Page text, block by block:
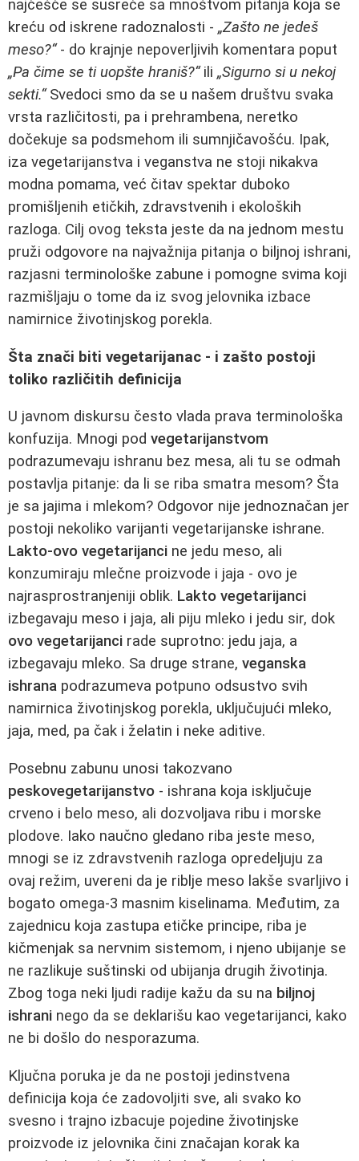
najčešće se susreće sa mnoštvom pitanja koja se
kreću od iskrene radoznalosti - „Zašto ne jedeš
meso?“- do krajnje nepoverljivih komentara poput
„Pa čime se ti uopšte hraniš?“ili „Sigurno si u nekoj
sekti.“Svedoci smo da se u našem društvu svaka
vrsta različitosti, pa i prehrambena, neretko
dočekuje sa podsmehom ili sumnjičavošću. Ipak,
iza vegetarijanstva i veganstva ne stoji nikakva
modna pomama, već čitav spektar duboko
promišljenih etičkih, zdravstvenih i ekoloških
razloga. Cilj ovog teksta jeste da na jednom mestu
pruži odgovore na najvažnija pitanja o biljnoj ishrani,
razjasni terminološke zabune i pomogne svima koji
razmišljaju o tome da iz svog jelovnika izbace
namirnice životinjskog porekla.
Šta znači biti vegetarijanac - i zašto postoji
toliko različitih definicija
U javnom diskursu često vlada prava terminološka
konfuzija. Mnogi pod vegetarijanstvom
podrazumevaju ishranu bez mesa, ali tu se odmah
postavlja pitanje: da li se riba smatra mesom? Šta
je sa jajima i mlekom? Odgovor nije jednoznačan jer
postoji nekoliko varijanti vegetarijanske ishrane.
Lakto-ovo vegetarijanci ne jedu meso, ali
konzumiraju mlečne proizvode i jaja - ovo je
najrasprostranjeniji oblik. Lakto vegetarijanci
izbegavaju meso i jaja, ali piju mleko i jedu sir, dok
ovo vegetarijanci rade suprotno: jedu jaja, a
izbegavaju mleko. Sa druge strane, veganskа
ishrana podrazumeva potpuno odsustvo svih
namirnica životinjskog porekla, uključujući mleko,
jaja, med, pa čak i želatin i neke aditive.
Posebnu zabunu unosi takozvano
peskovegetarijanstvo - ishrana koja isključuje
crveno i belo meso, ali dozvoljava ribu i morske
plodove. Iako naučno gledano riba jeste meso,
mnogi se iz zdravstvenih razloga opredeljuju za
ovaj režim, uvereni da je riblje meso lakše svarljivo i
bogato omega-3 masnim kiselinama. Međutim, za
zajednicu koja zastupa etičke principe, riba je
kičmenjak sa nervnim sistemom, i njeno ubijanje se
ne razlikuje suštinski od ubijanja drugih životinja.
Zbog toga neki ljudi radije kažu da su na biljnoj
ishrani nego da se deklarišu kao vegetarijanci, kako
ne bi došlo do nesporazuma.
Ključna poruka je da ne postoji jedinstvena
definicija koja će zadovoljiti sve, ali svako ko
svesno i trajno izbacuje pojedine životinjske
proizvode iz jelovnika čini značajan korak ka